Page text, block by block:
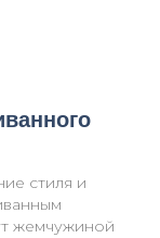
стиля и
жемчужиной